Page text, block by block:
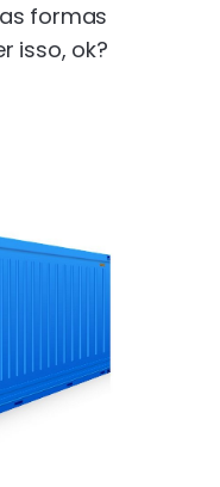
formas
isso, ok?